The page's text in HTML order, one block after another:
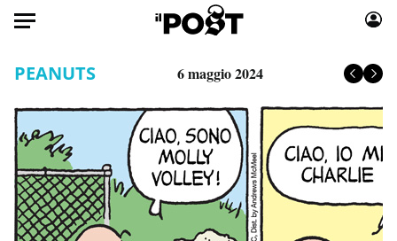
HOME
Italia
Mondo
Politica
Tecnologia
Moda
Libri
Consumismi
Storie/Idee
PEANUTS 6 maggio 2024